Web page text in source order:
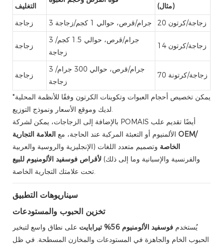
التغليف
(مثال)
زجاجة
3 جرام/قرص، حوالي 1 كجم/زجاجة 20 زجاجة/كرتون
زجاجة
3 جرام/قرص، حوالي 1.5 كجم/
زجاجة
14 زجاجة/كرتون
زجاجة
3 جرام/قرص، حوالي 300 جرام/
زجاجة
70 زجاجة/كرتونة
*يمكن تخصيص أحجام العبوات وتكوينات الكرتون وفقًا للأنظمة المحلية
لديك وموقع الأسعار ونموذج التوزيع.
بالإضافة إلى الزجاجات، يمكن لشركة POMAIS أيضًا تقديم علب
الألمنيوم أو التعبئة المركبة عند الحاجة، مع العلامة التجارية OEM/
الخاصة وتصميم متعدد اللغات (الإنجليزية والروسية والعربية
والفرنسية والإسبانية وما إلى ذلك) لأقراص فوسفيد الألومنيوم للبيع
تحت علامتك التجارية الخاصة.
سيناريوهات التطبيق
تخزين الحبوب والمستودعات
يُستخدم فوسفيد الألومنيوم 56% تيرابايت
على نطاق واسع لتبخير
الحبوب الخام والجاهزة في المستودعات والمخازن المسطحة. في ظل